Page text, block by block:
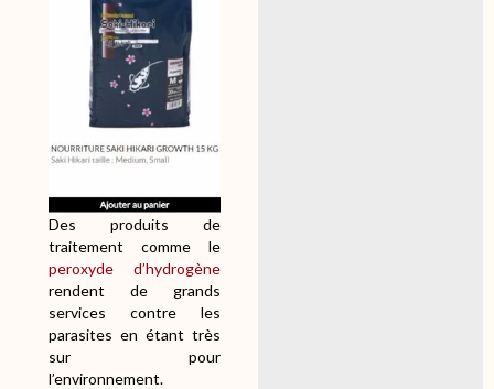
Des produits de
traitement comme le
peroxyde d’hydrogène
rendent de grands
services contre les
parasites en étant très
sur pour
l’environnement.